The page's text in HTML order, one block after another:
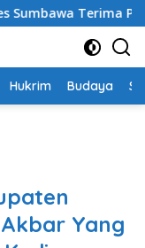
Terima
Hukrim Budaya
Yang